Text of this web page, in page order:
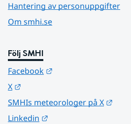
Hantering av personuppgifter
Om smhi.se
Följ SMHI
Facebook
X
SMHIs meteorologer på X
Linkedin